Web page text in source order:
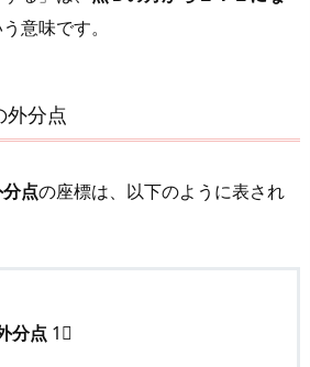
意味です。
外分点
点の座標は、以下のように表され
分点 1⃣